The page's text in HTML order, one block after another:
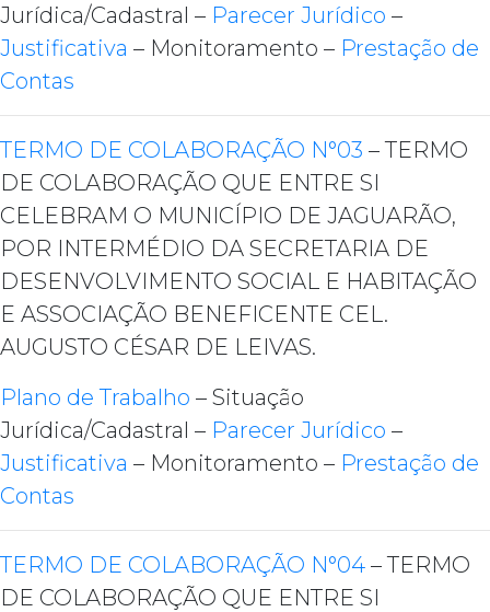
Jurídica/Cadastral – Parecer Jurídico –
Justificativa – Monitoramento – Prestação de
Contas
TERMO DE COLABORAÇÃO N°03 – TERMO
DE COLABORAÇÃO QUE ENTRE SI
CELEBRAM O MUNICÍPIO DE JAGUARÃO,
POR INTERMÉDIO DA SECRETARIA DE
DESENVOLVIMENTO SOCIAL E HABITAÇÃO
E ASSOCIAÇÃO BENEFICENTE CEL.
AUGUSTO CÉSAR DE LEIVAS.
Plano de Trabalho – Situação
Jurídica/Cadastral – Parecer Jurídico –
Justificativa – Monitoramento – Prestação de
Contas
TERMO DE COLABORAÇÃO N°04 – TERMO
DE COLABORAÇÃO QUE ENTRE SI